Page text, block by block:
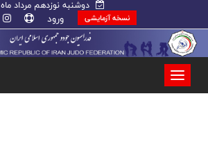
دوشنبه نوزدهم مرداد ماه
نسخه آزمایشی ورود